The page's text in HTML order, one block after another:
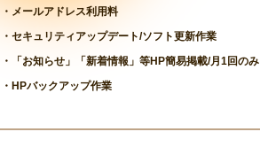
・メールアドレス利用料
・セキュリティアップデート/ソフト更新作業
・「お知らせ」「新着情報」等HP簡易掲載/月1回のみ
・HPバックアップ作業